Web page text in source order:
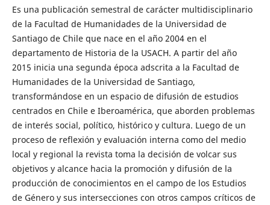
Es una publicación semestral de carácter multidisciplinario
de la Facultad de Humanidades de la Universidad de
Santiago de Chile que nace en el año 2004 en el
departamento de Historia de la USACH. A partir del año
2015 inicia una segunda época adscrita a la Facultad de
Humanidades de la Universidad de Santiago,
transformándose en un espacio de difusión de estudios
centrados en Chile e Iberoamérica, que aborden problemas
de interés social, político, histórico y cultura. Luego de un
proceso de reflexión y evaluación interna como del medio
local y regional la revista toma la decisión de volcar sus
objetivos y alcance hacia la promoción y difusión de la
producción de conocimientos en el campo de los Estudios
de Género y sus intersecciones con otros campos críticos de